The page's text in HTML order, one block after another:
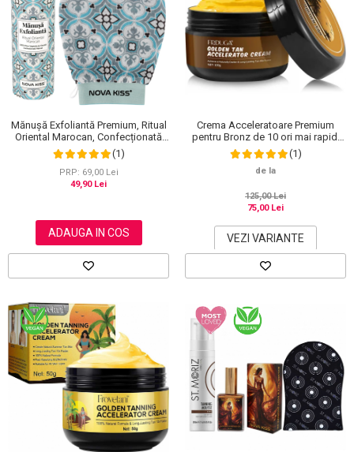
Mănușă Exfoliantă Premium, Ritual
Oriental Marocan, Confecționată
Manual, NOVA KISS®
(1)
PRP: 69,00 Lei
49,90 Lei
ADAUGA IN COS
Crema Acceleratoare Premium
pentru Bronz de 10 ori mai rapid,
Efect Intensificator, Ingrediente
100% Naturale, Frduga
(1)
de la
125,00 Lei
75,00 Lei
VEZI VARIANTE